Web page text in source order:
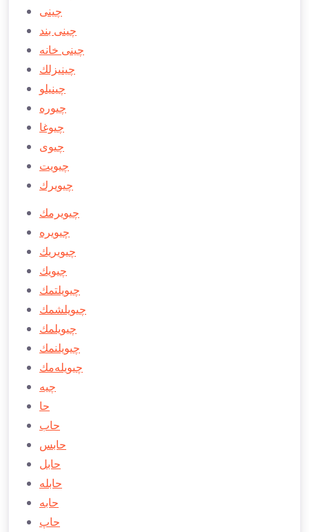
چينی
چينی بند
چينی خانه
چينيزلك
چينیلو
چيوره
چيوغا
چيوی
چيويت
چيويرك
چيويرمك
چيويره
چيويریك
چيويك
چيويلتمك
چيويلشمك
چيويلمك
چيويلنمك
چيويله‌مك
چيه
حا
حاب
حابس
حابل
حابله
حابه
حاپ